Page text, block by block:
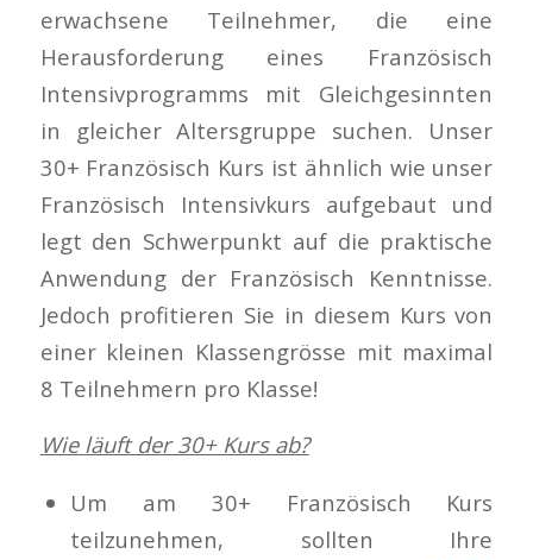
erwachsene Teilnehmer, die eine
Herausforderung eines Französisch
Intensivprogramms mit Gleichgesinnten
in gleicher Altersgruppe suchen. Unser
30+ Französisch Kurs ist ähnlich wie unser
Französisch Intensivkurs aufgebaut und
legt den Schwerpunkt auf die praktische
Anwendung der Französisch Kenntnisse.
Jedoch profitieren Sie in diesem Kurs von
einer kleinen Klassengrösse mit maximal
8 Teilnehmern pro Klasse!
Wie läuft der 30+ Kurs ab?
Um am 30+ Französisch Kurs
teilzunehmen, sollten Ihre